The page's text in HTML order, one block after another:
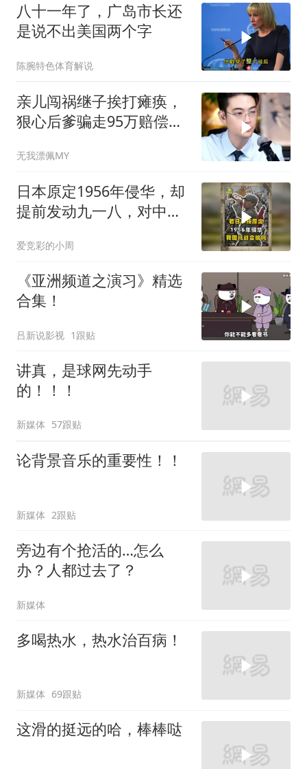
八十一年了，广岛市长还
是说不出美国两个字
陈腕特色体育解说
亲儿闯祸继子挨打瘫痪，
狠心后爹骗走95万赔偿金
无我漂佩MY
日本原定1956年侵华，却
提前发动九一八，对中国
爱竞彩的小周
《亚洲频道之演习》精选
合集！
吕新说影视 1跟贴
讲真，是球网先动手
的！！！
新媒体 57跟贴
论背景音乐的重要性！！
新媒体 2跟贴
旁边有个抢活的…怎么
办？人都过去了？
新媒体
多喝热水，热水治百病！
新媒体 69跟贴
这滑的挺远的哈，棒棒哒